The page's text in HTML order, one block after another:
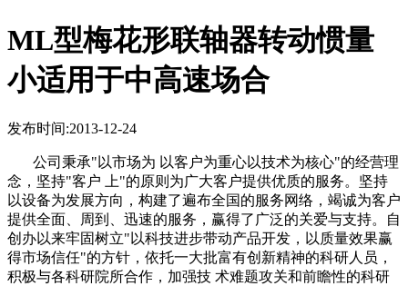
ML型梅花形联轴器转动惯量
小适用于中高速场合
发布时间:2013-12-24
公司秉承"以市场为 以客户为重心以技术为核心"的经营理
念，坚持"客户 上"的原则为广大客户提供优质的服务。坚持
以设备为发展方向，构建了遍布全国的服务网络，竭诚为客户
提供全面、周到、迅速的服务，赢得了广泛的关爱与支持。自
创办以来牢固树立"以科技进步带动产品开发，以质量效果赢
得市场信任"的方针，依托一大批富有创新精神的科研人员，
积极与各科研院所合作，加强技 术难题攻关和前瞻性的科研